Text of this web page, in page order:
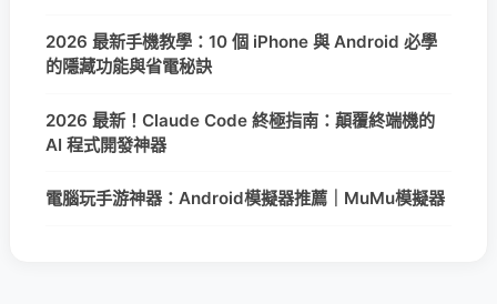
2026 最新手機教學：10 個 iPhone 與 Android 必學
的隱藏功能與省電秘訣
2026 最新！Claude Code 終極指南：顛覆終端機的
AI 程式開發神器
電腦玩手游神器：Android模擬器推薦｜MuMu模擬器